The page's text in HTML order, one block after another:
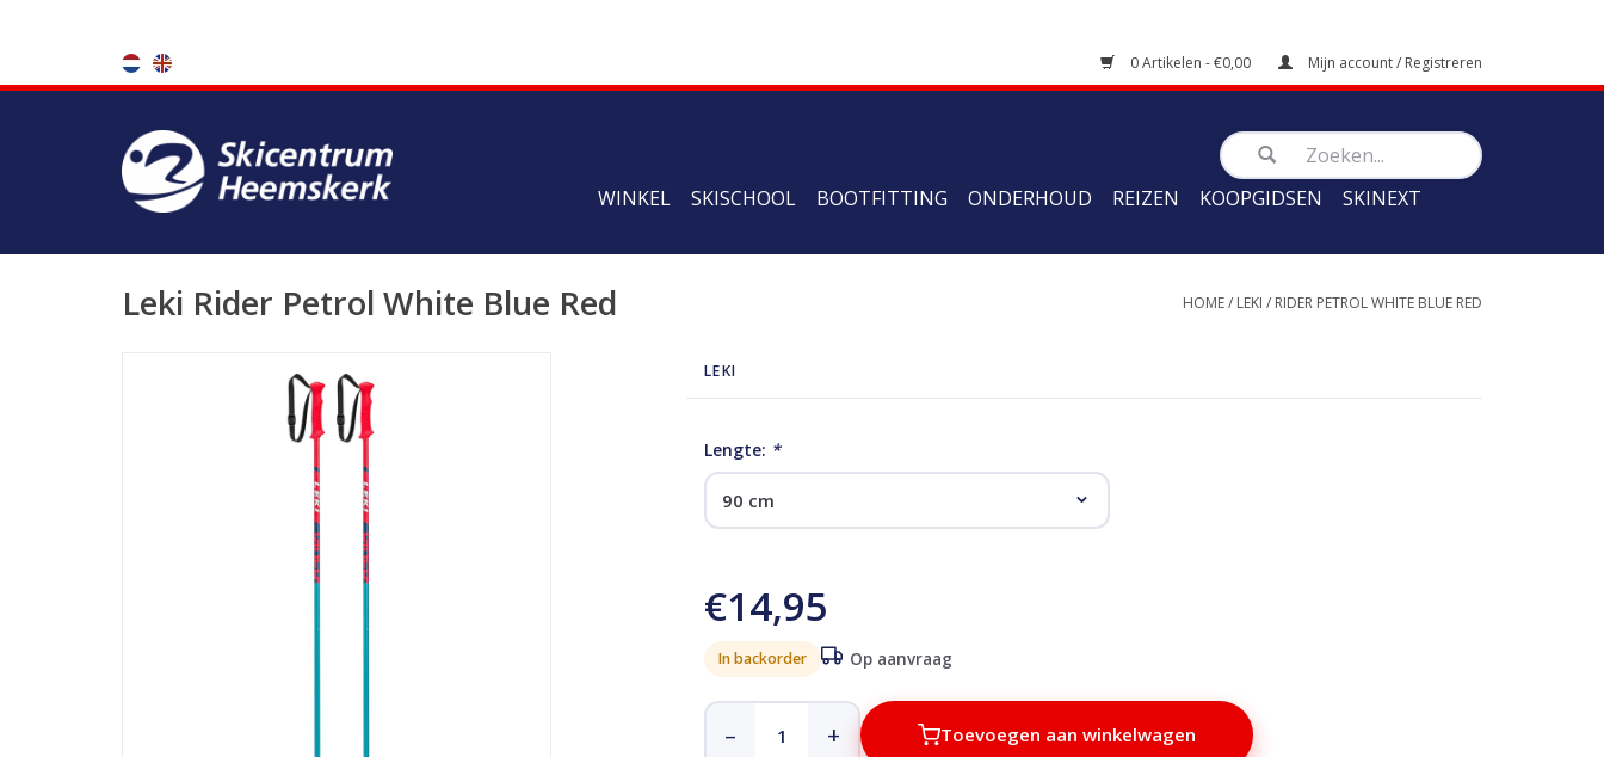
0 Artikelen - €0,00 Mijn account / Registreren
WINKEL SKISCHOOL BOOTFITTING ONDERHOUD REIZEN KOOPGIDSEN SKINEXT
Leki Rider Petrol White Blue Red HOME/ LEKI / RIDER PETROL WHITE BLUE RED
LEKI
Lengte: *
€14,95
In backorder Op aanvraag
– + Toevoegen aan winkelwagen